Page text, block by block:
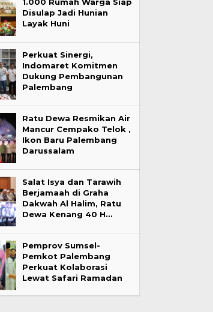
Disulap Jadi Hunian
Layak Huni
Perkuat Sinergi,
Indomaret Komitmen
Dukung Pembangunan
Palembang
Ratu Dewa Resmikan Air
Mancur Cempako Telok ,
Ikon Baru Palembang
Darussalam
Salat Isya dan Tarawih
Berjamaah di Graha
Dakwah Al Halim, Ratu
Dewa Kenang 40 H…
Pemprov Sumsel-
Pemkot Palembang
Perkuat Kolaborasi
Lewat Safari Ramadan